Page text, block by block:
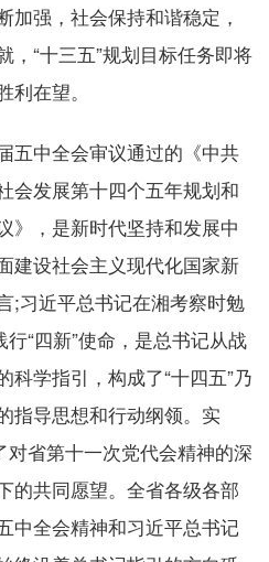
加强，社会保持和谐稳定，
，“十三五”规划目标任务即将
在望。
中全会审议通过的《中共
会发展第十四个五年规划和
》，是新时代坚持和发展中
建设社会主义现代化国家新
;习近平总书记在湘考察时勉
“四新”使命，是总书记从战
科学指引，构成了“十四五”乃
指导思想和行动纲领。实
对省第十一次党代会精神的深
的共同愿望。全省各级各部
中全会精神和习近平总书记